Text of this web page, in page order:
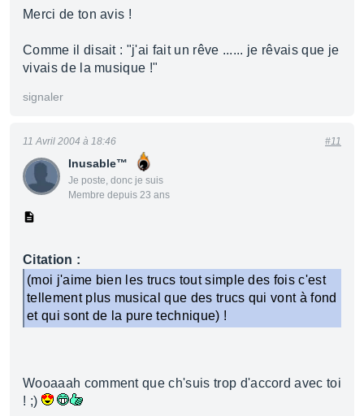
Merci de ton avis !
Comme il disait : "j'ai fait un rêve ...... je rêvais que je
vivais de la musique !"
signaler
Inusable™
Je poste, donc je suis
Membre depuis 23 ans
11 Avril 2004 à 18:46 #11
Citation :
(moi j'aime bien les trucs tout simple des fois c'est
tellement plus musical que des trucs qui vont à fond
et qui sont de la pure technique) !
Wooaaah comment que ch'suis trop d'accord avec toi
! ;)